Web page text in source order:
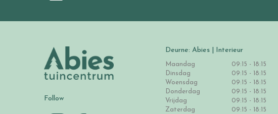
Follow
Deurne: Abies | Interieur
Maandag
09:15 - 18:15
Dinsdag
09:15 - 18:15
Woensdag
09:15 - 18:15
Donderdag
09:15 - 18:15
Vrijdag
09:15 - 18:15
Zaterdag
09:15 - 18:15